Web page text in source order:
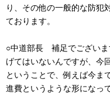
り、その他の一般的な防犯
ております。
○中道部長 補足でございま
げてはいないんですが、今
ということで、例えば今ま
進費というような形になっ